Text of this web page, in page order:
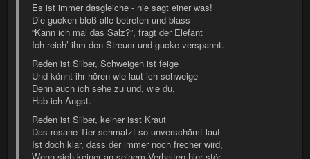
Es ist immer dasgleiche - nie sagt einer was!
Die gucken bloß alle betreten und blass
“Kann ich mal das Salz?”, fragt der Elefant
Ich reich’ ihm den Streuer und gucke verspannt.
Reden ist Silber, Schweigen ist feige
Und könnt ihr hören wie laut ich schweige
Denn auch ich sehe zu und, wie du,
Hab ich Angst.
Reden ist Silber, keiner isst Kraut
Das rosane Tier schmatzt so unverschämt laut
Ist doch klar, dass der immer noch frecher wird,